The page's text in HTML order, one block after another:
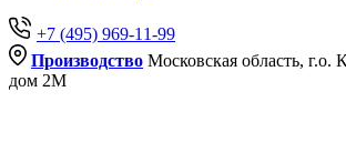
+7 (495) 969-11-99
Производство Московская область, г.о.
дом 2М